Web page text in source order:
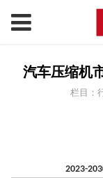
汽车压缩机
栏目：
2023-